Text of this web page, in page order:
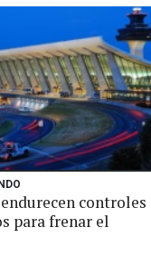
controles
para frenar el